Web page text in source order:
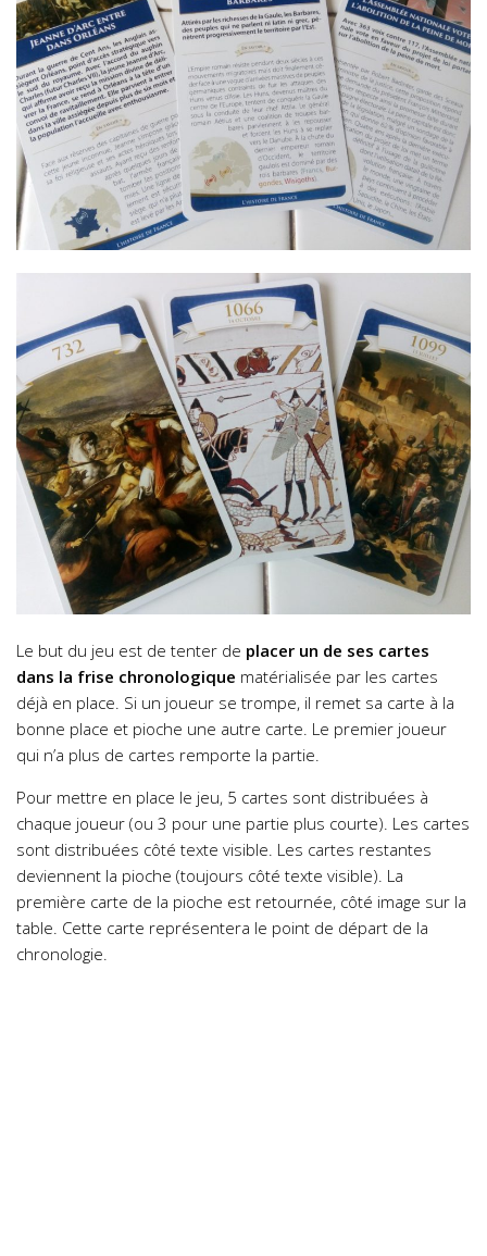
Le but du jeu est de tenter de placer un de ses cartes
dans la frise chronologique matérialisée par les cartes
déjà en place. Si un joueur se trompe, il remet sa carte à la
bonne place et pioche une autre carte. Le premier joueur
qui n’a plus de cartes remporte la partie.
Pour mettre en place le jeu, 5 cartes sont distribuées à
chaque joueur (ou 3 pour une partie plus courte). Les cartes
sont distribuées côté texte visible. Les cartes restantes
deviennent la pioche (toujours côté texte visible). La
première carte de la pioche est retournée, côté image sur la
table. Cette carte représentera le point de départ de la
chronologie.